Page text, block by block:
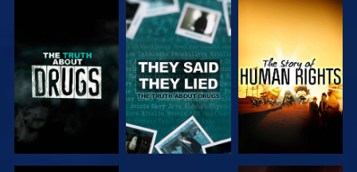
ΠΑΡΑΚΟΛΟΥΘΗΣΤΕ ΠΑΡΑΚΟΛΟΥΘΗΣΤΕ ΠΑΡΑΚΟΛΟΥΘΗΣΤΕ